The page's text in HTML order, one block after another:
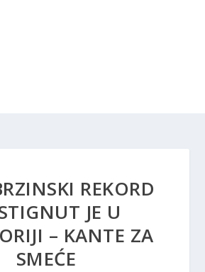
REKORD
JE U
– KANTE ZA
SMEĆE